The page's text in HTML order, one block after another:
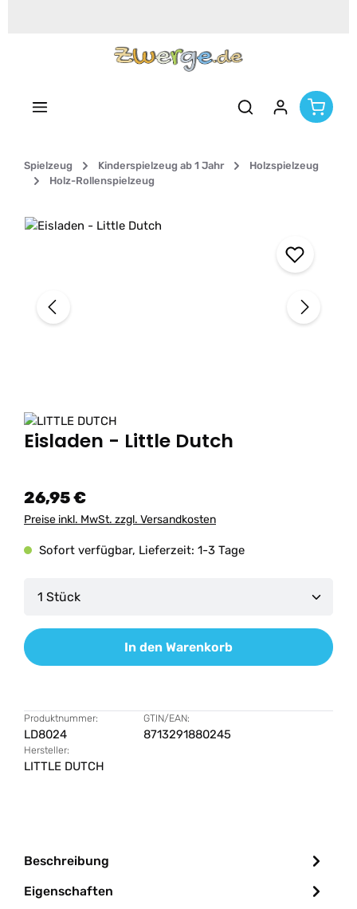
Spielzeug Kinderspielzeug ab 1 Jahr
Holzspielzeug
Holz-Rollenspielzeug
Bildergalerie überspringen
Eisladen - Little Dutch
26,95 €
Preise inkl. MwSt. zzgl. Versandkosten
Sofort verfügbar, Lieferzeit: 1-3 Tage
Produkt Anzahl: Gib den gewünschten Wert
In den Warenkorb
Produktnummer:
LD8024
GTIN/EAN:
8713291880245
Hersteller:
LITTLE DUTCH
Beschreibung
Eigenschaften